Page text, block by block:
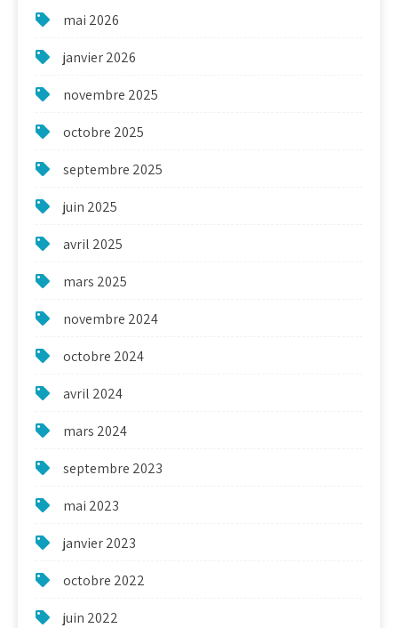
mai 2026
janvier 2026
novembre 2025
octobre 2025
septembre 2025
juin 2025
avril 2025
mars 2025
novembre 2024
octobre 2024
avril 2024
mars 2024
septembre 2023
mai 2023
janvier 2023
octobre 2022
juin 2022